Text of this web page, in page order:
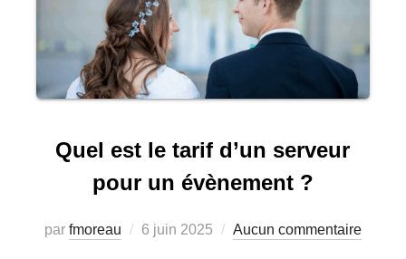
Quel est le tarif d’un serveur
pour un évènement ?
par fmoreau
Publié
6 juin 2025 Aucun commentaire